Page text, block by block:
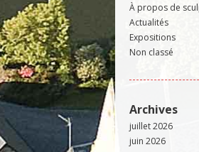
À propos de
Actualités
Expositions
Non classé
Archives
juillet 2026
juin 2026